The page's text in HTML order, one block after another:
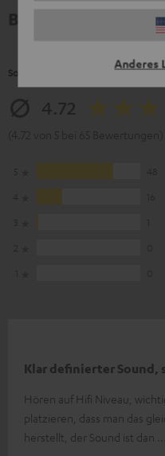
Anderes
So bewerten Kunden dieses Produkt
Klar definierter Sound,
Hören auf Hifi Niveau,
platzieren, dass man das
herstellt, der Sound ist dan